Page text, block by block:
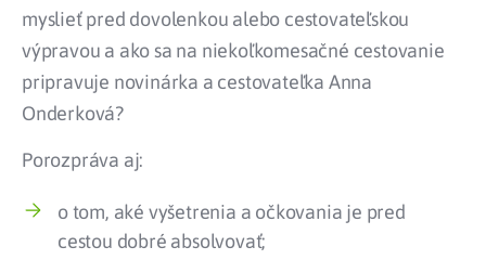
myslieť pred dovolenkou alebo cestovateľskou
výpravou a ako sa na niekoľkomesačné cestovanie
pripravuje novinárka a cestovateľka Anna
Onderková?
Porozpráva aj:
o tom, aké vyšetrenia a očkovania je pred
cestou dobré absolvovať;